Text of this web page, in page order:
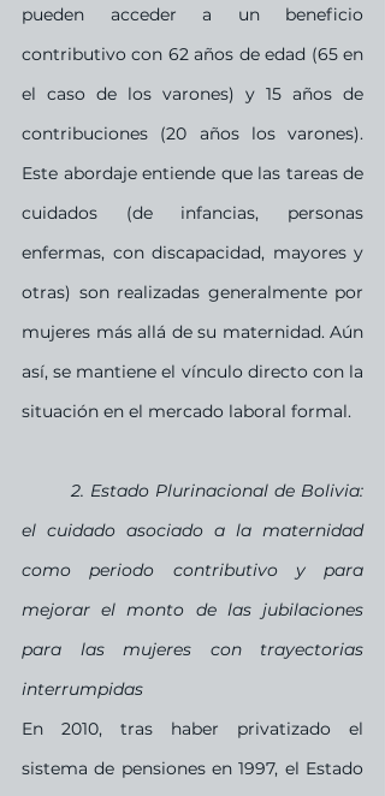
pueden acceder a un beneficio
contributivo con 62 años de edad (65 en
el caso de los varones) y 15 años de
contribuciones (20 años los varones).
Este abordaje entiende que las tareas de
cuidados (de infancias, personas
enfermas, con discapacidad, mayores y
otras) son realizadas generalmente por
mujeres más allá de su maternidad. Aún
así, se mantiene el vínculo directo con la
situación en el mercado laboral formal.
2. Estado Plurinacional de Bolivia:
el cuidado asociado a la maternidad
como periodo contributivo y para
mejorar el monto de las jubilaciones
para las mujeres con trayectorias
interrumpidas
En 2010, tras haber privatizado el
sistema de pensiones en 1997, el Estado